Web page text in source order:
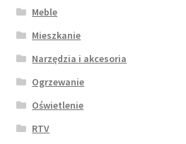
Meble
Mieszkanie
Narzędzia i akcesoria
Ogrzewanie
Oświetlenie
RTV